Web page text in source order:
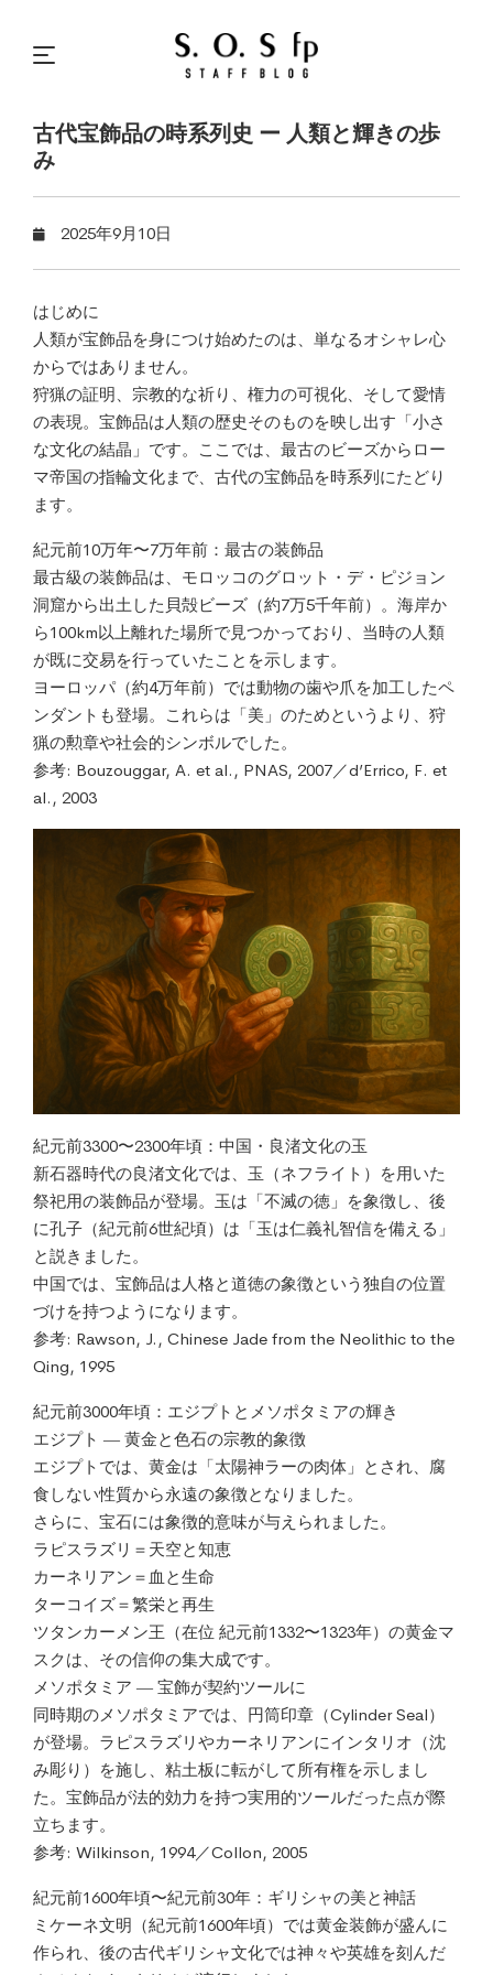
古代宝飾品の時系列史 ー 人類と輝きの歩
み
2025年9月10日
はじめに
人類が宝飾品を身につけ始めたのは、単なるオシャレ心
からではありません。
狩猟の証明、宗教的な祈り、権力の可視化、そして愛情
の表現。宝飾品は人類の歴史そのものを映し出す「小さ
な文化の結晶」です。ここでは、最古のビーズからロー
マ帝国の指輪文化まで、古代の宝飾品を時系列にたどり
ます。
紀元前10万年〜7万年前：最古の装飾品
最古級の装飾品は、モロッコのグロット・デ・ピジョン
洞窟から出土した貝殻ビーズ（約7万5千年前）。海岸か
ら100km以上離れた場所で見つかっており、当時の人類
が既に交易を行っていたことを示します。
ヨーロッパ（約4万年前）では動物の歯や爪を加工したペ
ンダントも登場。これらは「美」のためというより、狩
猟の勲章や社会的シンボルでした。
参考: Bouzouggar, A. et al., PNAS, 2007／d’Errico, F. et
al., 2003
紀元前3300〜2300年頃：中国・良渚文化の玉
新石器時代の良渚文化では、玉（ネフライト）を用いた
祭祀用の装飾品が登場。玉は「不滅の徳」を象徴し、後
に孔子（紀元前6世紀頃）は「玉は仁義礼智信を備える」
と説きました。
中国では、宝飾品は人格と道徳の象徴という独自の位置
づけを持つようになります。
参考: Rawson, J., Chinese Jade from the Neolithic to the
Qing, 1995
紀元前3000年頃：エジプトとメソポタミアの輝き
エジプト ― 黄金と色石の宗教的象徴
エジプトでは、黄金は「太陽神ラーの肉体」とされ、腐
食しない性質から永遠の象徴となりました。
さらに、宝石には象徴的意味が与えられました。
ラピスラズリ＝天空と知恵
カーネリアン＝血と生命
ターコイズ＝繁栄と再生
ツタンカーメン王（在位 紀元前1332〜1323年）の黄金マ
スクは、その信仰の集大成です。
メソポタミア ― 宝飾が契約ツールに
同時期のメソポタミアでは、円筒印章（Cylinder Seal）
が登場。ラピスラズリやカーネリアンにインタリオ（沈
み彫り）を施し、粘土板に転がして所有権を示しまし
た。宝飾品が法的効力を持つ実用的ツールだった点が際
立ちます。
参考: Wilkinson, 1994／Collon, 2005
紀元前1600年頃〜紀元前30年：ギリシャの美と神話
ミケーネ文明（紀元前1600年頃）では黄金装飾が盛んに
作られ、後の古代ギリシャ文化では神々や英雄を刻んだ